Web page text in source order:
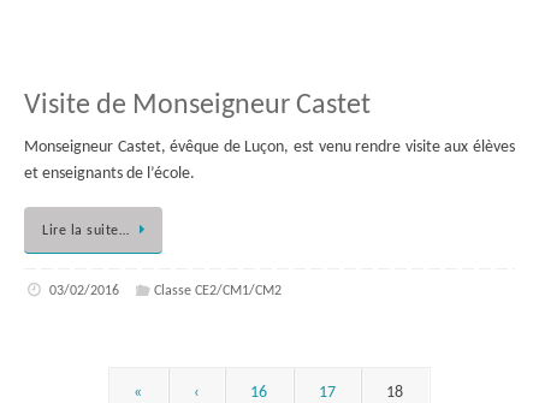
Visite de Monseigneur Castet
Monseigneur Castet, évêque de Luçon, est venu rendre visite aux élèves
et enseignants de l’école.
Lire la suite…
03/02/2016 Classe CE2/CM1/CM2
« ‹ 16 17 18